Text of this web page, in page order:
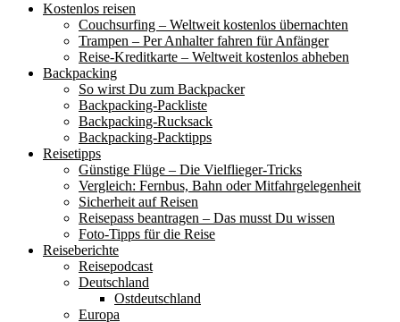
Kostenlos reisen
Couchsurfing – Weltweit kostenlos übernachten
Trampen – Per Anhalter fahren für Anfänger
Reise-Kreditkarte – Weltweit kostenlos abheben
Backpacking
So wirst Du zum Backpacker
Backpacking-Packliste
Backpacking-Rucksack
Backpacking-Packtipps
Reisetipps
Günstige Flüge – Die Vielflieger-Tricks
Vergleich: Fernbus, Bahn oder Mitfahrgelegenheit
Sicherheit auf Reisen
Reisepass beantragen – Das musst Du wissen
Foto-Tipps für die Reise
Reiseberichte
Reisepodcast
Deutschland
Ostdeutschland
Europa